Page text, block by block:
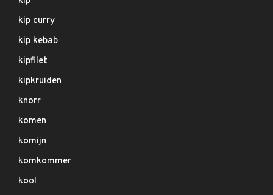
kip curry
kip kebab
kipfilet
kipkruiden
knorr
komen
komijn
komkommer
kool